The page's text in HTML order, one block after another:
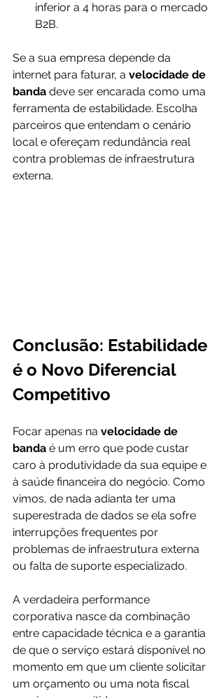
inferior a 4 horas para o mercado
B2B.
Se a sua empresa depende da
internet para faturar, a velocidade de
banda deve ser encarada como uma
ferramenta de estabilidade. Escolha
parceiros que entendam o cenário
local e ofereçam redundância real
contra problemas de infraestrutura
externa.
Conclusão: Estabilidade
é o Novo Diferencial
Competitivo
Focar apenas na velocidade de
banda é um erro que pode custar
caro à produtividade da sua equipe e
à saúde financeira do negócio. Como
vimos, de nada adianta ter uma
superestrada de dados se ela sofre
interrupções frequentes por
problemas de infraestrutura externa
ou falta de suporte especializado.
A verdadeira performance
corporativa nasce da combinação
entre capacidade técnica e a garantia
de que o serviço estará disponível no
momento em que um cliente solicitar
um orçamento ou uma nota fiscal